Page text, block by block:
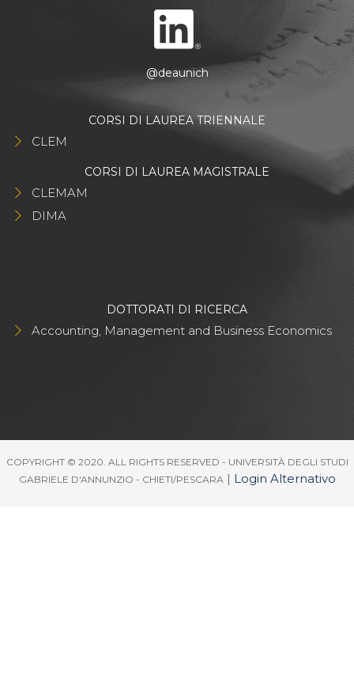
@deaunich
CORSI DI LAUREA TRIENNALE
CLEM
CORSI DI LAUREA MAGISTRALE
CLEMAM
DIMA
DOTTORATI DI RICERCA
Accounting, Management and Business Economics
COPYRIGHT © 2020. ALL RIGHTS RESERVED - UNIVERSITÀ DEGLI STUDI
GABRIELE D'ANNUNZIO - CHIETI/PESCARA| Login Alternativo